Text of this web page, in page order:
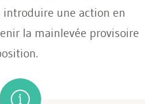
introduire une action en
la mainlevée provisoire